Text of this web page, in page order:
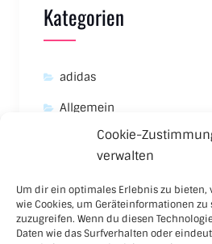
Cookie-
verwalten
Um dir ein optimales Erlebnis zu bieten,
wie Cookies, um Geräteinformationen
zuzugreifen. Wenn du diesen
Daten wie das Surfverhalten oder
Kategorien
adidas
Allgemein
New Balance
Nike